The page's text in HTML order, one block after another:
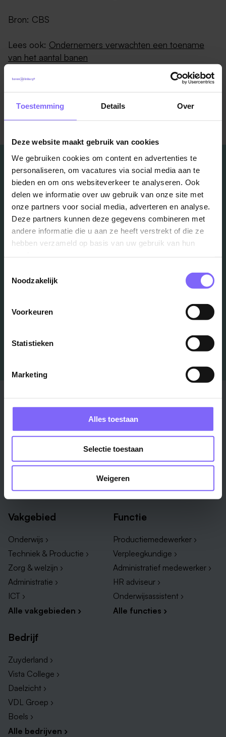
Toestemming Details Over
Deze website maakt gebruik van cookies
We gebruiken cookies om content en advertenties te
personaliseren, om vacatures via social media aan te
bieden en om ons websiteverkeer te analyseren. Ook
delen we informatie over uw gebruik van onze site met
onze partners voor social media, adverteren en analyse.
Deze partners kunnen deze gegevens combineren met
andere informatie die u aan ze heeft verstrekt of die ze
hebben verzameld op basis van uw gebruik van hun
Noodzakelijk
Voorkeuren
Statistieken
Marketing
Alles toestaan
Selectie toestaan
Weigeren
Bron: CBS
Lees ook: Ondernemers verwachten een toename
van het aantal banen
Vacatures
in je mailbox?
Venlo ›
Roermond ›
Alle steden ›
Zuid-Limburg ›
Midden-Limburg ›
Noord-Limburg ›
Alle regio's ›
Vakgebied
Onderwijs ›
Techniek & Productie ›
Zorg & welzijn ›
Administratie ›
ICT ›
Alle vakgebieden ›
Functie
Productiemedewerker ›
Verpleegkundige ›
Administratief medewerker ›
HR adviseur ›
Onderwijsassistent ›
Alle functies ›
Bedrijf
Zuyderland ›
Vista College ›
Daelzicht ›
VDL Groep ›
Boels ›
Alle bedrijven ›